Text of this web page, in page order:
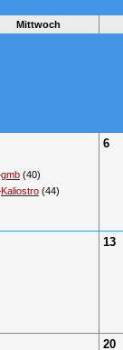
Mittwoch
gmb (40)
Kaliostro (44)
6
13
20